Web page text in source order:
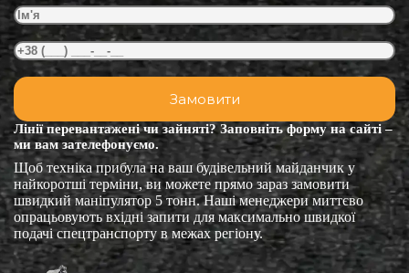
Лінії перевантажені чи зайняті? Заповніть форму на сайті –
ми вам зателефонуємо.
Щоб техніка прибула на ваш будівельний майданчик у
найкоротші терміни, ви можете прямо зараз замовити
швидкий маніпулятор 5 тонн. Наші менеджери миттєво
опрацьовують вхідні запити для максимально швидкої
подачі спецтранспорту в межах регіону.